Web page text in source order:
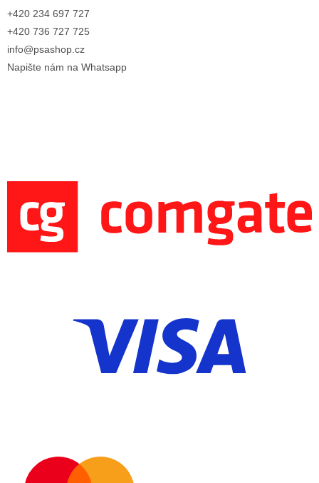
+420 234 697 727
+420 736 727 725
info@psashop.cz
Napište nám na Whatsapp